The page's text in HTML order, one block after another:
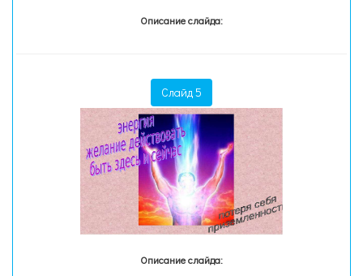
Описание слайда:
Слайд 5
Описание слайда: